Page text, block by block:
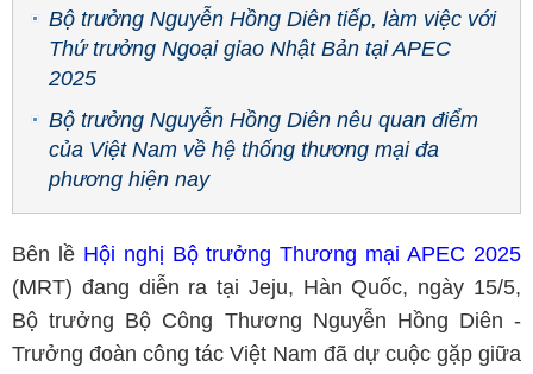
Bộ trưởng Nguyễn Hồng Diên tiếp, làm việc với
Thứ trưởng Ngoại giao Nhật Bản tại APEC
2025
Bộ trưởng Nguyễn Hồng Diên nêu quan điểm
của Việt Nam về hệ thống thương mại đa
phương hiện nay
Bên lề Hội nghị Bộ trưởng Thương mại APEC 2025
(MRT) đang diễn ra tại Jeju, Hàn Quốc, ngày 15/5,
Bộ trưởng Bộ Công Thương Nguyễn Hồng Diên -
Trưởng đoàn công tác Việt Nam đã dự cuộc gặp giữa